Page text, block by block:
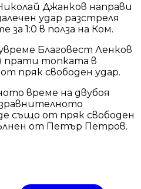
Джанков направи
удар разстреля
1:0 в полза на Ком.
Благовест Ленков
прати топката в
пряк свободен удар.
време на двубоя
също от пряк свободен
от Петър Петров.